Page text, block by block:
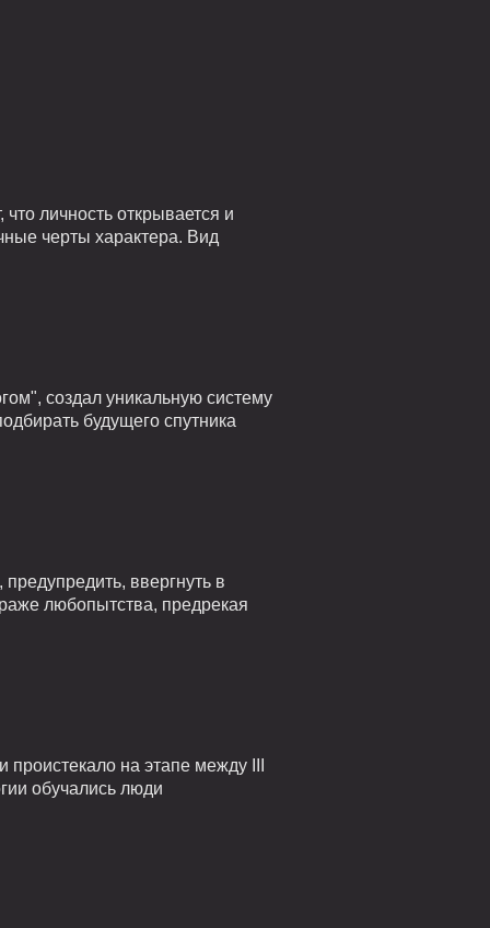
личность открывается и
черты характера. Вид
создал уникальную систему
будущего спутника
ввергнуть в
любопытства, предрекая
на этапе между III
обучались люди